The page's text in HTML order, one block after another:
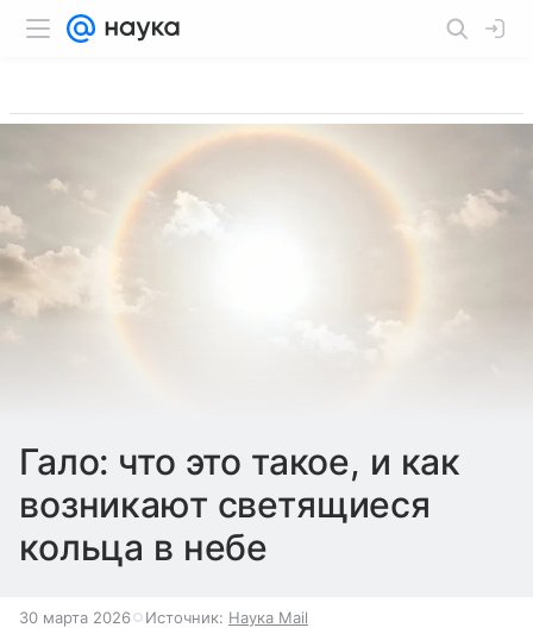
Гало: что это такое, и как
возникают светящиеся
кольца в небе
30 марта 2026 Источник: Наука Mail